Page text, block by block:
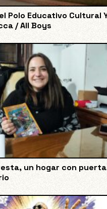
Polo Educativo Cultural
/ All Boys
un hogar con